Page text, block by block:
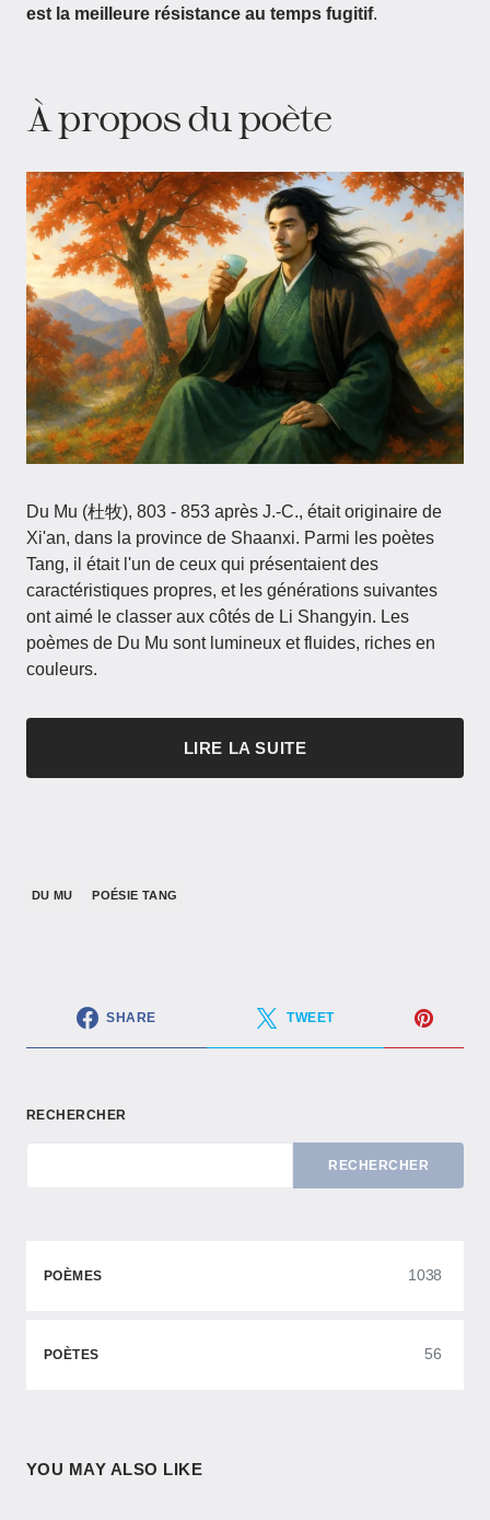
est la meilleure résistance au temps fugitif.
À propos du poète
Du Mu (杜牧), 803 - 853 après J.-C., était originaire de
Xi'an, dans la province de Shaanxi. Parmi les poètes
Tang, il était l'un de ceux qui présentaient des
caractéristiques propres, et les générations suivantes
ont aimé le classer aux côtés de Li Shangyin. Les
poèmes de Du Mu sont lumineux et fluides, riches en
couleurs.
LIRE LA SUITE
DU MU POÉSIE TANG
SHARE TWEET
RECHERCHER
RECHERCHER
POÈMES 1038
POÈTES 56
YOU MAY ALSO LIKE